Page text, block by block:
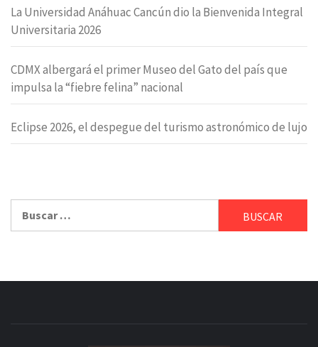
La Universidad Anáhuac Cancún dio la Bienvenida Integral
Universitaria 2026
CDMX albergará el primer Museo del Gato del país que
impulsa la “fiebre felina” nacional
Eclipse 2026, el despegue del turismo astronómico de lujo